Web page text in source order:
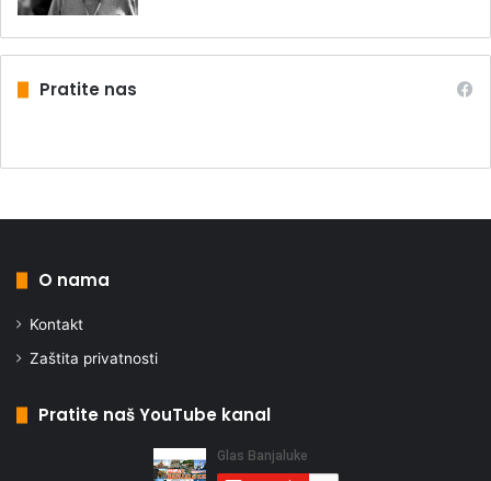
Pratite nas
O nama
Kontakt
Zaštita privatnosti
Pratite naš YouTube kanal